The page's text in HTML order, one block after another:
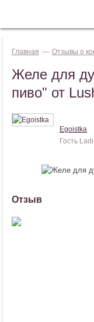
Главная — Отзывы о
Желе для
пиво" от
Egoistka
Гость
Отзыв